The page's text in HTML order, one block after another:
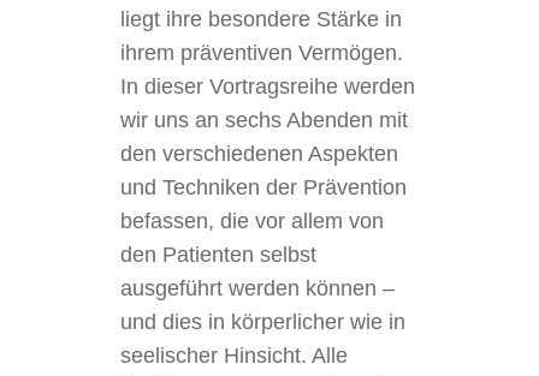
liegt ihre besondere Stärke in
ihrem präventiven Vermögen.
In dieser Vortragsreihe werden
wir uns an sechs Abenden mit
den verschiedenen Aspekten
und Techniken der Prävention
befassen, die vor allem von
den Patienten selbst
ausgeführt werden können –
und dies in körperlicher wie in
seelischer Hinsicht. Alle